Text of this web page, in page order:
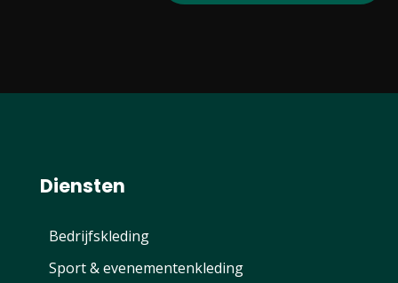
Diensten
Bedrijfskleding
Sport & evenementenkleding